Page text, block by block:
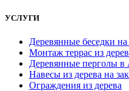
УСЛУГИ
Деревянные беседки
Монтаж террас из
Деревянные перголы в
Навесы из дерева на
Ограждения из дерева